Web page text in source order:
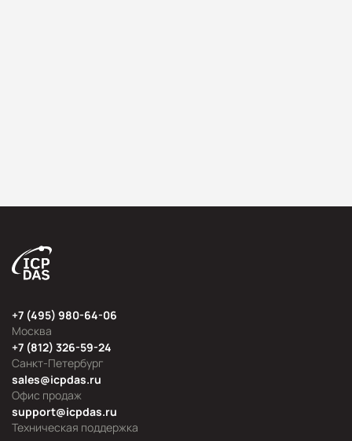
Москва
+7 (495) 980-64-06
Офис продаж
sales@icpdas.ru
Санкт-Петербург
+7 (812) 326-59-24
Техническая поддержка
support@icpdas.ru